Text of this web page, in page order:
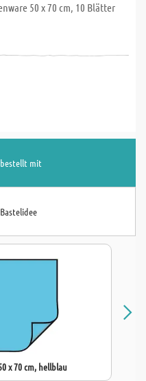
50 x 70 cm, 10 Blätter
mit
x 70 cm, hellblau